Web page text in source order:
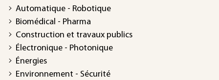
Automatique - Robotique
Biomédical - Pharma
Construction et travaux publics
Électronique - Photonique
Énergies
Environnement - Sécurité